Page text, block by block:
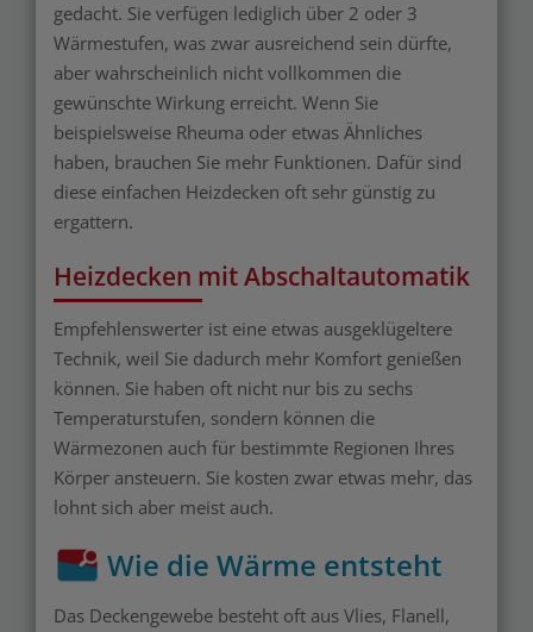
gedacht. Sie verfügen lediglich über 2 oder 3
Wärmestufen, was zwar ausreichend sein dürfte,
aber wahrscheinlich nicht vollkommen die
gewünschte Wirkung erreicht. Wenn Sie
beispielsweise Rheuma oder etwas Ähnliches
haben, brauchen Sie mehr Funktionen. Dafür sind
diese einfachen Heizdecken oft sehr günstig zu
ergattern.
Heizdecken mit Abschaltautomatik
Empfehlenswerter ist eine etwas ausgeklügeltere
Technik, weil Sie dadurch mehr Komfort genießen
können. Sie haben oft nicht nur bis zu sechs
Temperaturstufen, sondern können die
Wärmezonen auch für bestimmte Regionen Ihres
Körper ansteuern. Sie kosten zwar etwas mehr, das
lohnt sich aber meist auch.
Wie die Wärme entsteht
Das Deckengewebe besteht oft aus Vlies, Flanell,